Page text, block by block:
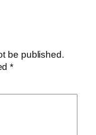
be published.
*